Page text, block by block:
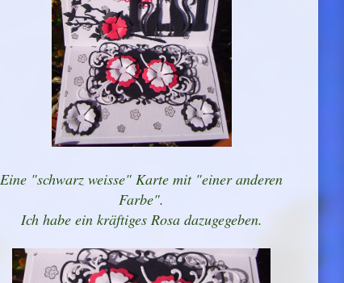
Eine "schwarz weisse" Karte mit "einer anderen
Farbe".
Ich habe ein kräftiges Rosa dazugegeben.